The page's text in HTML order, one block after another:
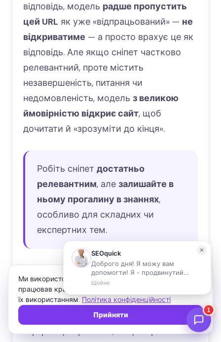
відповідь, модель радше пропустить
цей URL як уже «відпрацьований» — не
відкриватиме — а просто врахує це як
відповідь. Але якщо сніпет частково
релевантний, проте містить
незавершеність, питання чи
недомовленість, модель з великою
ймовірністю відкриє сайт, щоб
дочитати й «зрозуміти до кінця».
Робіть сніпет достатньо
релевантним, але залишайте в
ньому прогалину в знаннях,
особливо для складних чи
експертних тем.
Потім відбувається семантичний
парсинг контенту й даних. Система
здатнаагрегуватидані з кількох
джерел для створення синтезу
інформації. Зрештою, якщо інфа
Ми використовуємо файли cookie, щоб сайт
працював краще. Продовжуючи, ви погоджуєтеся з
їх використанням. Політика конфіденційності
Прийняти